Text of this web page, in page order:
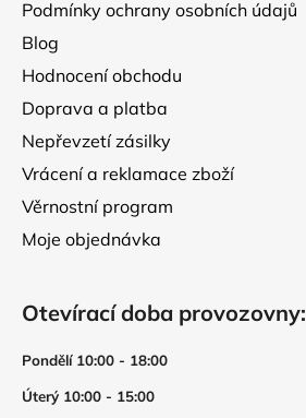
Podmínky ochrany osobních údajů
Blog
Hodnocení obchodu
Doprava a platba
Nepřevzetí zásilky
Vrácení a reklamace zboží
Věrnostní program
Moje objednávka
Otevírací doba provozovny:
Pondělí 10:00 - 18:00
Úterý 10:00 - 15:00